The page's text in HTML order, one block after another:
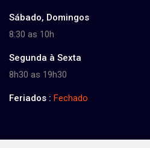
Sábado, Domingos
8:30 as 10h
Segunda à Sexta
8h30 as 19h30
Feriados : Fechado